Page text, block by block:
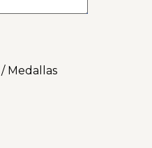
/ Medallas